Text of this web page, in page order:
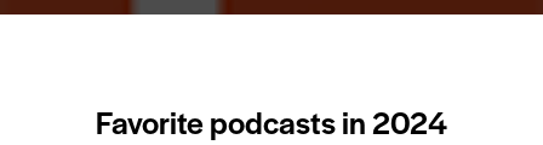
Favorite podcasts in 2024